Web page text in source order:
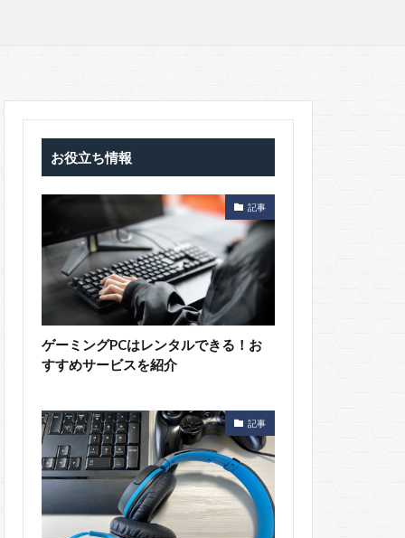
お役立ち情報
記事
ゲーミングPCはレンタルできる！お
すすめサービスを紹介
記事